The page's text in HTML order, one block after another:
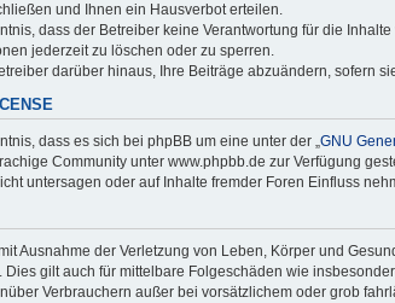
und Ihnen ein Hausverbot erteilen.
dass der Betreiber keine Verantwortung für die
jederzeit zu löschen oder zu sperren.
darüber hinaus, Ihre Beiträge abzuändern, sofern
dass es sich bei phpBB um eine unter der „ GNU
Community unter www.phpbb.de zur Verfügung
untersagen oder auf Inhalte fremder Foren Einfluss
Ausnahme der Verletzung von Leben, Körper und
Dies gilt auch für mittelbare Folgeschäden wie
Verbrauchern außer bei vorsätzlichem oder grob